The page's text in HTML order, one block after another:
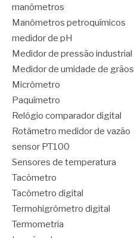
manômetros
Manômetros petroquímicos
medidor de pH
Medidor de pressão industrial
Medidor de umidade de grãos
Micrômetro
Paquímetro
Relógio comparador digital
Rotâmetro medidor de vazão
sensor PT100
Sensores de temperatura
Tacômetro
Tacômetro digital
Termohigrômetro digital
Termometria